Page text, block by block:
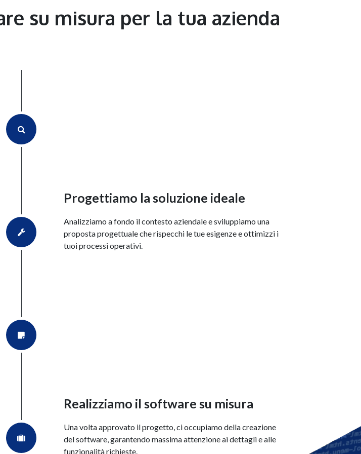
su misura per la tua azienda
Progettiamo la soluzione ideale
Analizziamo a fondo il contesto aziendale e sviluppiamo una
proposta progettuale che rispecchi le tue esigenze e ottimizzi i
tuoi processi operativi.
Realizziamo il software su misura
Una volta approvato il progetto, ci occupiamo della creazione
del software, garantendo massima attenzione ai dettagli e alle
funzionalità richieste.